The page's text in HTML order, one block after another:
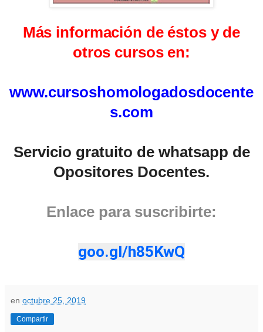
Más información de éstos y de
otros cursos en:
www.cursoshomologadosdocente
s.com
Servicio gratuito de whatsapp de
Opositores Docentes.
Enlace para suscribirte:
goo.gl/h85KwQ
en octubre 25, 2019
Compartir